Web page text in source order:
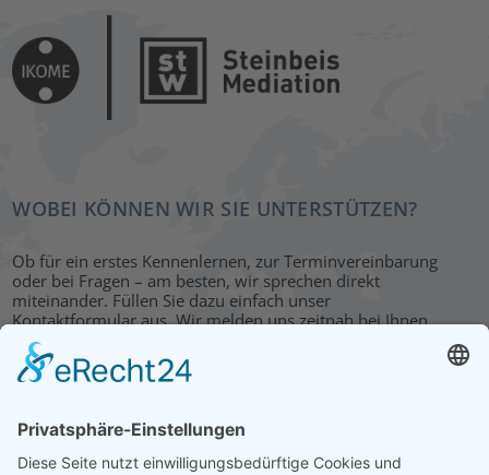
WOBEI KÖNNEN WIR SIE UNTERSTÜTZEN?
Ob für ein erstes Kennenlernen, zur Terminvereinbarung
oder bei Fragen – am besten, wir sprechen direkt
miteinander. Füllen Sie dazu einfach unser
Kontaktformular aus. Wir melden uns zeitnah bei Ihnen.
KONTAKT